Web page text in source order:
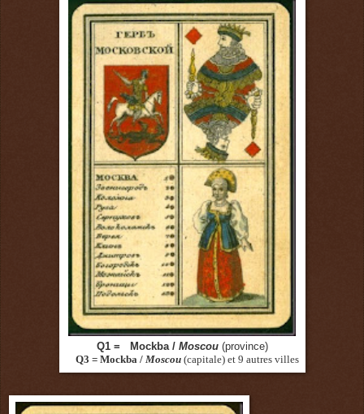
Q1 = Mockba / Moscou (province)
Q3 = Mockba / Moscou (capitale) et 9 autres villes